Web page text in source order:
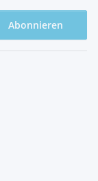
Abonnieren